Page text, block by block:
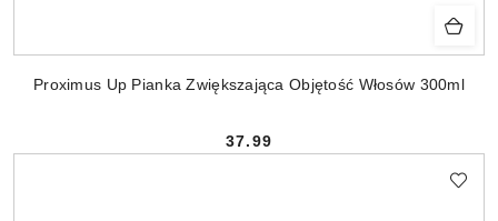
Proximus Up Pianka Zwiększająca Objętość Włosów 300ml
Cena:
37.99